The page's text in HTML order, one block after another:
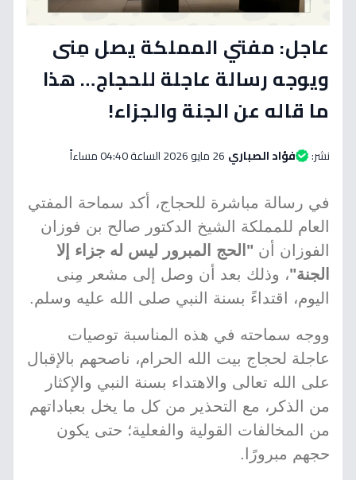
عاجل: مفتي المملكة يصل مِنى
ويوجه رسالة عاجلة للحجاج… هذا
ما قاله عن الجنة والجزاء!
نشر: فؤاد الصباري 26 مايو 2026 الساعة 04:40 مساءاً
في رسالة مباشرة للحجاج، أكد سماحة المفتي
العام للمملكة الشيخ الدكتور صالح بن فوزان
الفوزان أن "الحج المبرور ليس له جزاء إلا
الجنة"، وذلك بعد أن وصل إلى مشعر مِنى
اليوم، اقتداءً بسنة النبي صلى الله عليه وسلم.
ووجه سماحته في هذه المناسبة توصيات
عاجلة لحجاج بيت الله الحرام، ناصحهم بالإقبال
على الله تعالى والاهتداء بسنة النبي والإكثار
من الذكر، مع التحذير من كل ما يخل بعباداتهم
من المخالفات القولية والفعلية؛ حتى يكون
حجهم مبرورًا.